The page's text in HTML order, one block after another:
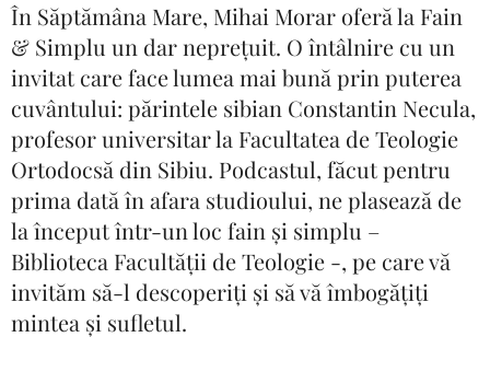
În Săptămâna Mare, Mihai Morar oferă la Fain
& Simplu un dar neprețuit. O întâlnire cu un
invitat care face lumea mai bună prin puterea
cuvântului: părintele sibian Constantin Necula,
profesor universitar la Facultatea de Teologie
Ortodocsă din Sibiu. Podcastul, făcut pentru
prima dată în afara studioului, ne plasează de
la început într-un loc fain și simplu –
Biblioteca Facultății de Teologie -, pe care vă
invităm să-l descoperiți și să vă îmbogățiți
mintea și sufletul.